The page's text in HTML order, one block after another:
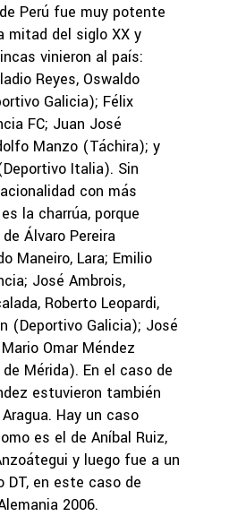
Perú fue muy potente
mitad del siglo XX y
vinieron al país:
Reyes, Oswaldo
Galicia); Félix
FC; Juan José
Manzo (Táchira); y
Italia). Sin
con más
la charrúa, porque
Álvaro Pereira
Maneiro, Lara; Emilio
José Ambrois,
Roberto Leopardi,
(Deportivo Galicia); José
Omar Méndez
Mérida). En el caso de
estuvieron también
Hay un caso
es el de Aníbal Ruiz,
y luego fue a un
DT, en este caso de
2006.